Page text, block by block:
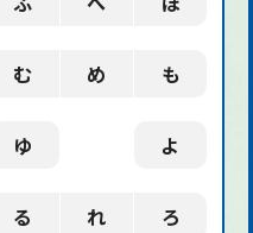
む め も
ゆ よ
る れ ろ